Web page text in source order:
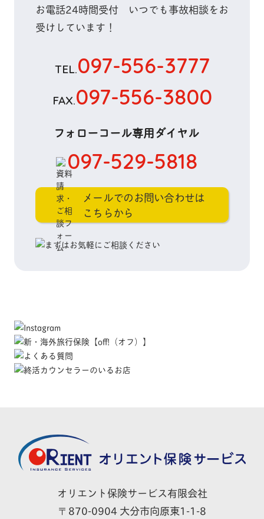
お電話24時間受付 いつでも事故相談をお
受けしています！
TEL.097-556-3777
FAX.097-556-3800
フォローコール専用ダイヤル
097-529-5818
メールでのお問い合わせは
こちらから
オリエント保険サービス有限会社
〒 870-0904 大分市向原東1-1-8